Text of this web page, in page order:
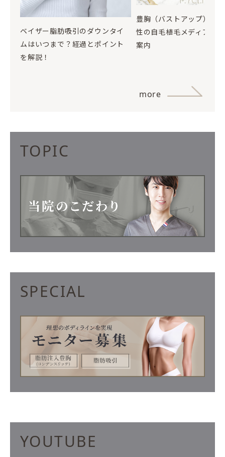
ベイザー脂肪吸引のダウンタイ
ムはいつまで？経過とポイント
を解説！
豊胸（バストアップ）お
性の自毛植毛メディア開
案内
more
TOPIC
SPECIAL
YOUTUBE